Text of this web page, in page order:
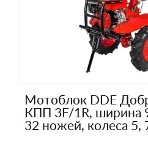
Мотоблок DDE
КПП 3F/1R, ширина
32 ножей, колеса 5,